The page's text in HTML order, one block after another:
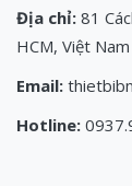
Địa chỉ: 81
HCM, Việt Nam
Email:
Hotline: